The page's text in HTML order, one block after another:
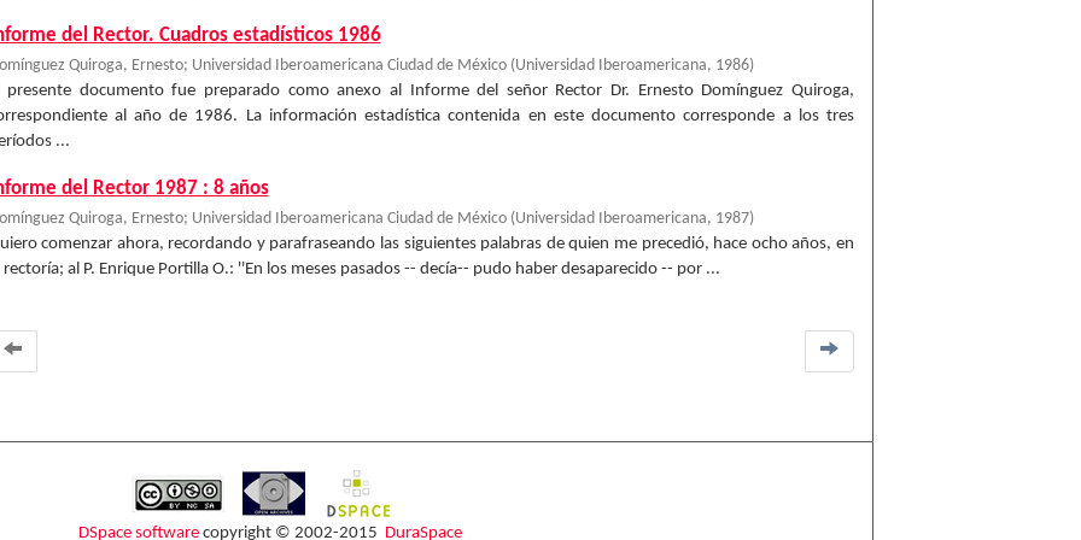
del Rector. Cuadros estadísticos 1986
Quiroga, Ernesto; Universidad Iberoamericana Ciudad de México (Universidad Iberoamericana, 1986)
presente documento fue preparado como anexo al Informe del señor Rector Dr. Ernesto Domínguez Quiroga,
al año de 1986. La información estadística contenida en este documento corresponde a los tres
...
del Rector 1987 : 8 años
Quiroga, Ernesto; Universidad Iberoamericana Ciudad de México (Universidad Iberoamericana, 1987)
comenzar ahora, recordando y parafraseando las siguientes palabras de quien me precedió, hace ocho años, en
rectoría; al P. Enrique Portilla O.: ''En los meses pasados -- decía-- pudo haber desaparecido -- por ...
DSpace software copyright © 2002-2015 DuraSpace